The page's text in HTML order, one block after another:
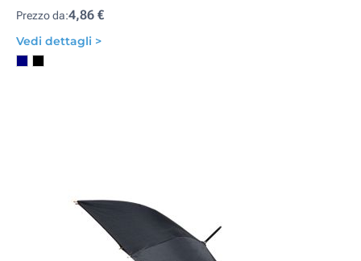
Prezzo da:4,86 €
Vedi dettagli >